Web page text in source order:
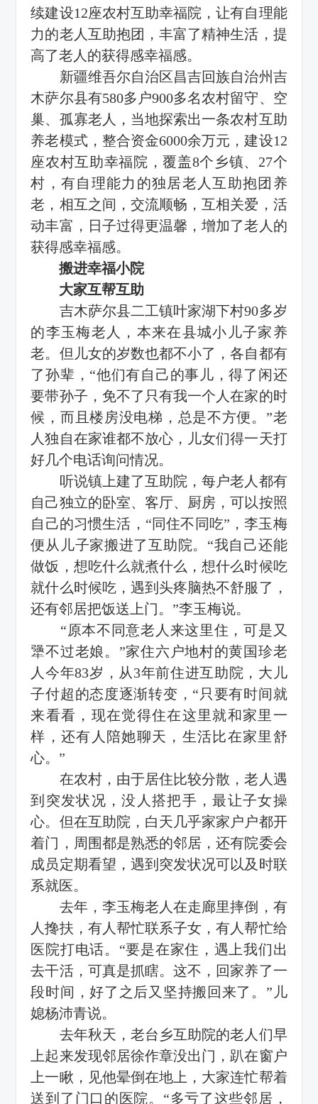
续建设12座农村互助幸福院，让有自理能
力的老人互助抱团，丰富了精神生活，提
高了老人的获得感幸福感。
新疆维吾尔自治区昌吉回族自治州吉
木萨尔县有580多户900多名农村留守、空
巢、孤寡老人，当地探索出一条农村互助
养老模式，整合资金6000余万元，建设12
座农村互助幸福院，覆盖8个乡镇、27个
村，有自理能力的独居老人互助抱团养
老，相互之间，交流顺畅，互相关爱，活
动丰富，日子过得更温馨，增加了老人的
获得感幸福感。
搬进幸福小院
大家互帮互助
吉木萨尔县二工镇叶家湖下村90多岁
的李玉梅老人，本来在县城小儿子家养
老。但儿女的岁数也都不小了，各自都有
了孙辈，“他们有自己的事儿，得了闲还
要带孙子，免不了只有我一个人在家的时
候，而且楼房没电梯，总是不方便。”老
人独自在家谁都不放心，儿女们得一天打
好几个电话询问情况。
听说镇上建了互助院，每户老人都有
自己独立的卧室、客厅、厨房，可以按照
自己的习惯生活，“同住不同吃”，李玉梅
便从儿子家搬进了互助院。“我自己还能
做饭，想吃什么就煮什么，想什么时候吃
就什么时候吃，遇到头疼脑热不舒服了，
还有邻居把饭送上门。”李玉梅说。
“原本不同意老人来这里住，可是又
犟不过老娘。”家住六户地村的黄国珍老
人今年83岁，从3年前住进互助院，大儿
子付超的态度逐渐转变，“只要有时间就
来看看，现在觉得住在这里就和家里一
样，还有人陪她聊天，生活比在家里舒
心。”
在农村，由于居住比较分散，老人遇
到突发状况，没人搭把手，最让子女操
心。但在互助院，白天几乎家家户户都开
着门，周围都是熟悉的邻居，还有院委会
成员定期看望，遇到突发状况可以及时联
系就医。
去年，李玉梅老人在走廊里摔倒，有
人搀扶，有人帮忙联系子女，有人帮忙给
医院打电话。“要是在家住，遇上我们出
去干活，可真是抓瞎。这不，回家养了一
段时间，好了之后又坚持搬回来了。”儿
媳杨沛青说。
去年秋天，老台乡互助院的老人们早
上起来发现邻居徐作章没出门，趴在窗户
上一瞅，见他晕倒在地上，大家连忙帮着
送到了门口的医院。“多亏了这些邻居，